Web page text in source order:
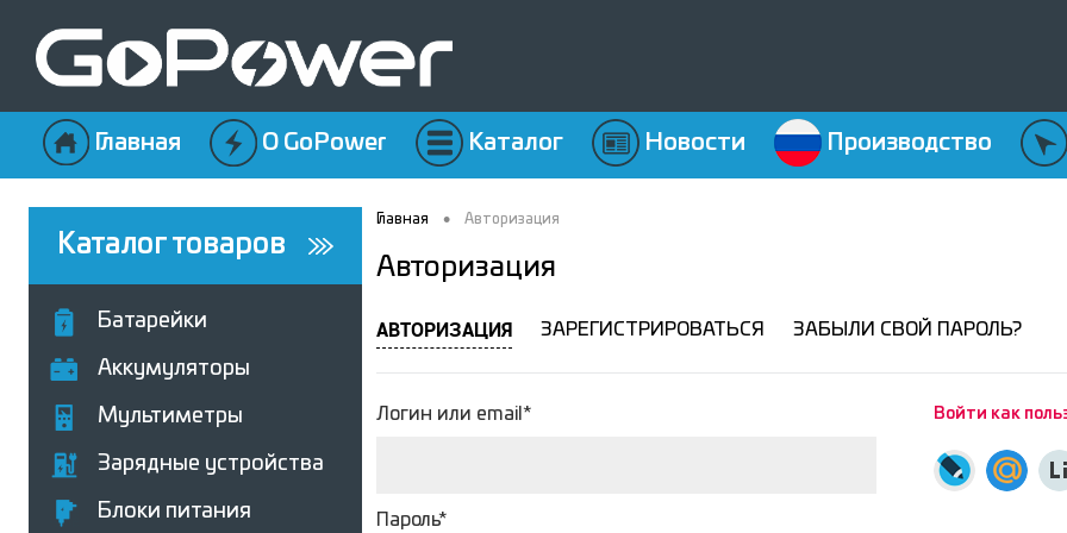
Главная О GoPower Каталог Новости Производство
Каталог товаров
Батарейки
Аккумуляторы
Мультиметры
Зарядные устройства
Блоки питания
Главная • Авторизация
Авторизация
АВТОРИЗАЦИЯ ЗАРЕГИСТРИРОВАТЬСЯ ЗАБЫЛИ СВОЙ ПАРОЛЬ?
Логин или email*
Пароль*
Войти как